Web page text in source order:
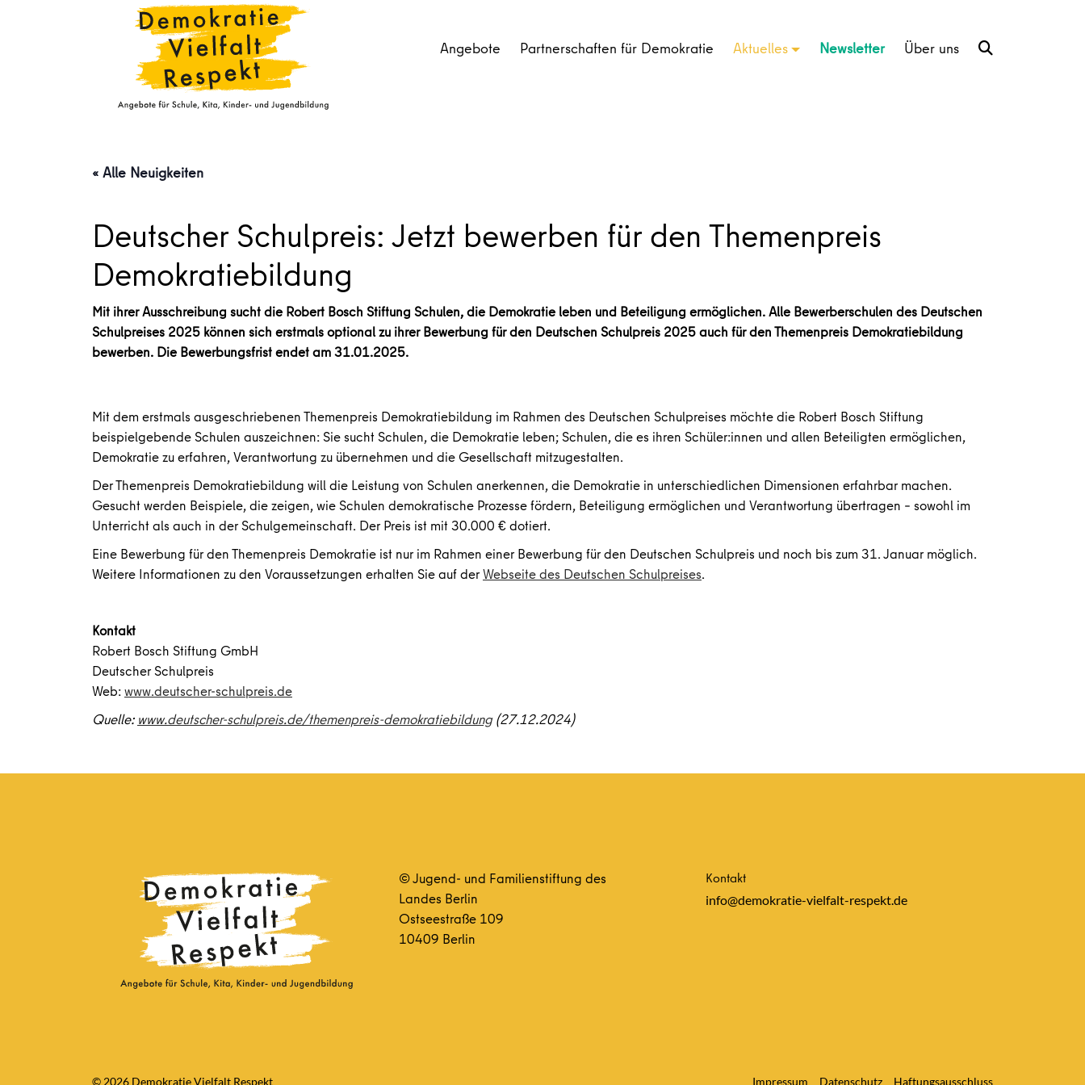
Angebote Partnerschaften für Demokratie Aktuelles Newsletter Über uns
« Alle Neuigkeiten
Deutscher Schulpreis: Jetzt bewerben für den Themenpreis
Demokratiebildung
Mit ihrer Ausschreibung sucht die Robert Bosch Stiftung Schulen, die Demokratie leben und Beteiligung ermöglichen. Alle Bewerberschulen des Deutschen
Schulpreises 2025 können sich erstmals optional zu ihrer Bewerbung für den Deutschen Schulpreis 2025 auch für den Themenpreis Demokratiebildung
bewerben. Die Bewerbungsfrist endet am 31.01.2025.
Mit dem erstmals ausgeschriebenen Themenpreis Demokratiebildung im Rahmen des Deutschen Schulpreises möchte die Robert Bosch Stiftung
beispielgebende Schulen auszeichnen: Sie sucht Schulen, die Demokratie leben; Schulen, die es ihren Schüler:innen und allen Beteiligten ermöglichen,
Demokratie zu erfahren, Verantwortung zu übernehmen und die Gesellschaft mitzugestalten.
Der Themenpreis Demokratiebildung will die Leistung von Schulen anerkennen, die Demokratie in unterschiedlichen Dimensionen erfahrbar machen.
Gesucht werden Beispiele, die zeigen, wie Schulen demokratische Prozesse fördern, Beteiligung ermöglichen und Verantwortung übertragen – sowohl im
Unterricht als auch in der Schulgemeinschaft. Der Preis ist mit 30.000 € dotiert.
Eine Bewerbung für den Themenpreis Demokratie ist nur im Rahmen einer Bewerbung für den Deutschen Schulpreis und noch bis zum 31. Januar möglich.
Weitere Informationen zu den Voraussetzungen erhalten Sie auf derWebseite des Deutschen Schulpreises.
Kontakt
Robert Bosch Stiftung GmbH
Deutscher Schulpreis
Web:www.deutscher-schulpreis.de
Quelle: www.deutscher-schulpreis.de/themenpreis-demokratiebildung(27.12.2024)
© Jugend- und Familienstiftung des
Landes Berlin
Ostseestraße 109
10409 Berlin
Kontakt
info@demokratie-vielfalt-respekt.de
© 2026 Demokratie Vielfalt Respekt Impressum Datenschutz Haftungsausschluss